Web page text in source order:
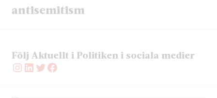
antisemitism
Följ Aktuellt i Politiken i sociala medier
Instagram
LinkedIn
Twitter
Facebook